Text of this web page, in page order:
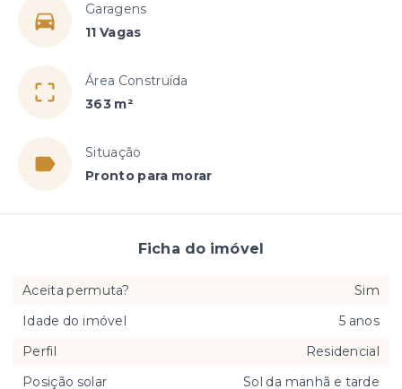
Garagens
11 Vagas
Área Construída
363 m²
Situação
Pronto para morar
Ficha do imóvel
Aceita permuta?
Sim
Idade do imóvel
5 anos
Perfil
Residencial
Posição solar
Sol da manhã e tarde